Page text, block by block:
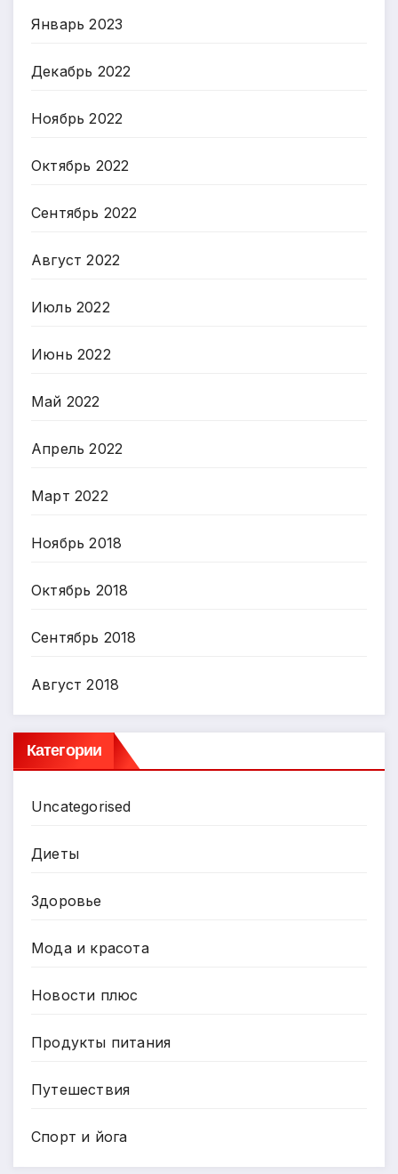
Январь 2023
Декабрь 2022
Ноябрь 2022
Октябрь 2022
Сентябрь 2022
Август 2022
Июль 2022
Июнь 2022
Май 2022
Апрель 2022
Март 2022
Ноябрь 2018
Октябрь 2018
Сентябрь 2018
Август 2018
Категории
Uncategorised
Диеты
Здоровье
Мода и красота
Новости плюс
Продукты питания
Путешествия
Спорт и йога